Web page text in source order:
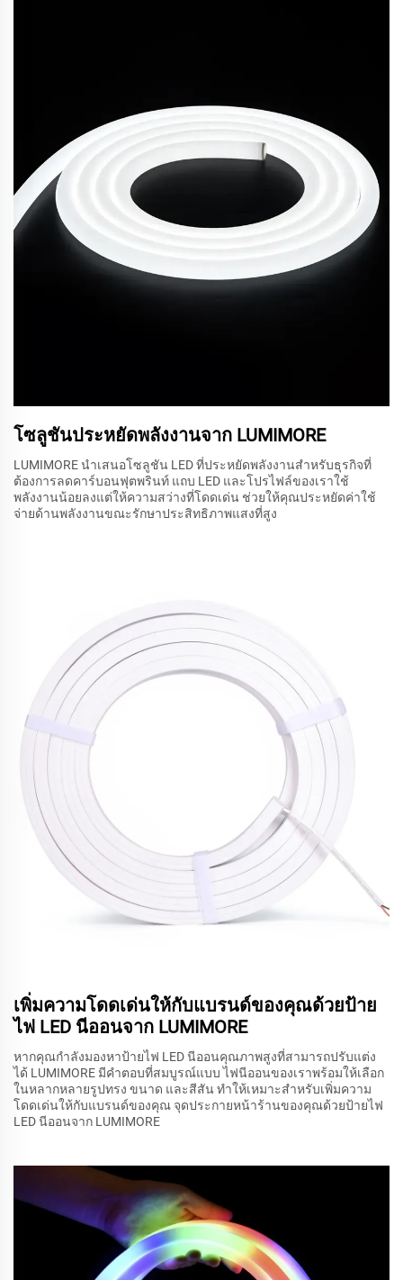
โซลูชันประหยัดพลังงานจาก LUMIMORE
LUMIMORE นำเสนอโซลูชัน LED ที่ประหยัดพลังงานสำหรับธุรกิจที่
ต้องการลดคาร์บอนฟุตพรินท์ แถบ LED และโปรไฟล์ของเราใช้
พลังงานน้อยลงแต่ให้ความสว่างที่โดดเด่น ช่วยให้คุณประหยัดค่าใช้
จ่ายด้านพลังงานขณะรักษาประสิทธิภาพแสงที่สูง
เพิ่มความโดดเด่นให้กับแบรนด์ของคุณด้วยป้าย
ไฟ LED นีออนจาก LUMIMORE
หากคุณกำลังมองหาป้ายไฟ LED นีออนคุณภาพสูงที่สามารถปรับแต่ง
ได้ LUMIMORE มีคำตอบที่สมบูรณ์แบบ ไฟนีออนของเราพร้อมให้เลือก
ในหลากหลายรูปทรง ขนาด และสีสัน ทำให้เหมาะสำหรับเพิ่มความ
โดดเด่นให้กับแบรนด์ของคุณ จุดประกายหน้าร้านของคุณด้วยป้ายไฟ
LED นีออนจาก LUMIMORE